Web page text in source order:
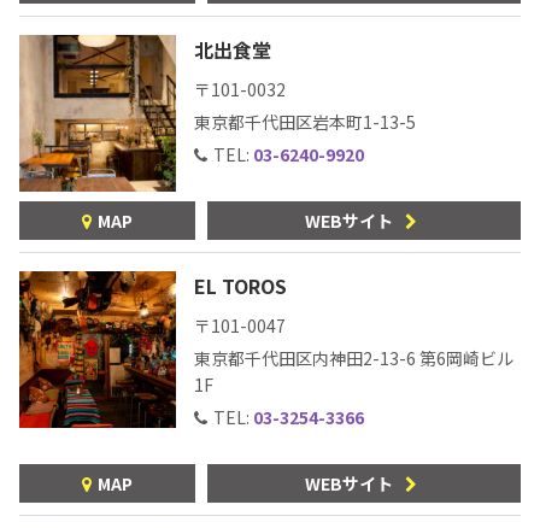
北出食堂
〒101-0032
東京都千代田区岩本町1-13-5
TEL: 03-6240-9920
MAP WEBサイト
EL TOROS
〒101-0047
東京都千代田区内神田2-13-6 第6岡崎ビル
1F
TEL: 03-3254-3366
MAP WEBサイト